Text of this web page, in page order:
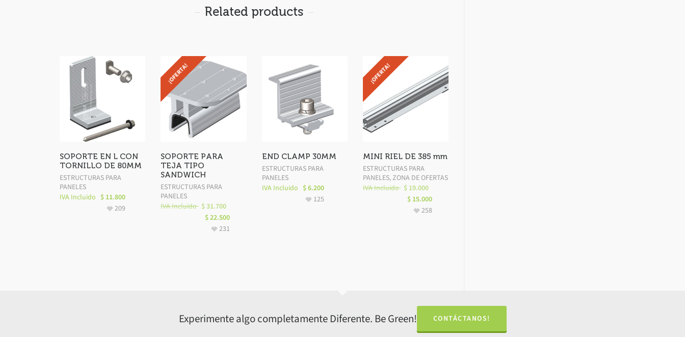
Related products
SOPORTE EN L CON
TORNILLO DE 80MM
ESTRUCTURAS PARA
PANELES
IVA Incluido $ 11.800
209
¡OFERTA!
SOPORTE PARA
TEJA TIPO
SANDWICH
ESTRUCTURAS PARA
PANELES
IVA Incluido $31.700
$22.500
231
END CLAMP 30MM
ESTRUCTURAS PARA
PANELES
IVA Incluido $6.200
125
¡OFERTA!
MINI RIEL DE 385 mm
ESTRUCTURAS PARA
PANELES,ZONA DE OFERTAS
IVA Incluido $ 19.000
$ 15.000
258
Experimente algo completamente Diferente. Be Green! CONTÁCTANOS!